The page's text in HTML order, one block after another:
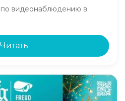
видеонаблюдению в
Читать